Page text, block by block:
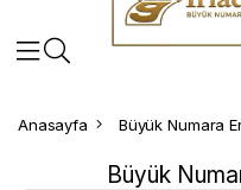
Anasayfa Büyük Numara
Büyük